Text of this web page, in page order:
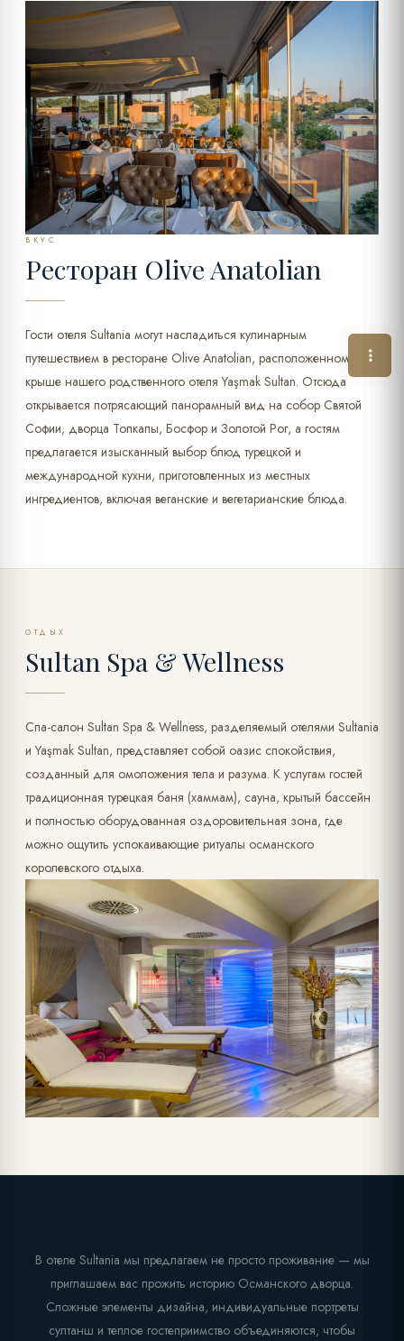
ВКУС
Ресторан Olive Anatolian
Гости отеля Sultania могут насладиться кулинарным
путешествием в ресторане Olive Anatolian, расположенном на
крыше нашего родственного отеля Yaşmak Sultan. Отсюда
открывается потрясающий панорамный вид на собор Святой
Софии, дворца Топкапы, Босфор и Золотой Рог, а гостям
предлагается изысканный выбор блюд турецкой и
международной кухни, приготовленных из местных
ингредиентов, включая веганские и вегетарианские блюда.
ОТДЫХ
Sultan Spa & Wellness
Спа-салон Sultan Spa & Wellness, разделяемый отелями Sultania
и Yaşmak Sultan, представляет собой оазис спокойствия,
созданный для омоложения тела и разума. К услугам гостей
традиционная турецкая баня (хаммам), сауна, крытый бассейн
и полностью оборудованная оздоровительная зона, где
можно ощутить успокаивающие ритуалы османского
королевского отдыха.
В отеле Sultania мы предлагаем не просто проживание — мы
приглашаем вас прожить историю Османского дворца.
Сложные элементы дизайна, индивидуальные портреты
султанш и теплое гостеприимство объединяются, чтобы